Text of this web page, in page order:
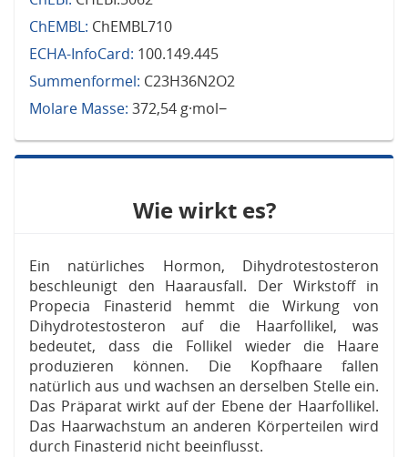
ChEMBL: ChEMBL710
ECHA-InfoCard: 100.149.445
Summenformel: C23H36N2O2
Molare Masse: 372,54 g·mol−
Wie wirkt es?
Ein natürliches Hormon, Dihydrotestosteron
beschleunigt den Haarausfall. Der Wirkstoff in
Propecia Finasterid hemmt die Wirkung von
Dihydrotestosteron auf die Haarfollikel, was
bedeutet, dass die Follikel wieder die Haare
produzieren können. Die Kopfhaare fallen
natürlich aus und wachsen an derselben Stelle ein.
Das Präparat wirkt auf der Ebene der Haarfollikel.
Das Haarwachstum an anderen Körperteilen wird
durch Finasterid nicht beeinflusst.